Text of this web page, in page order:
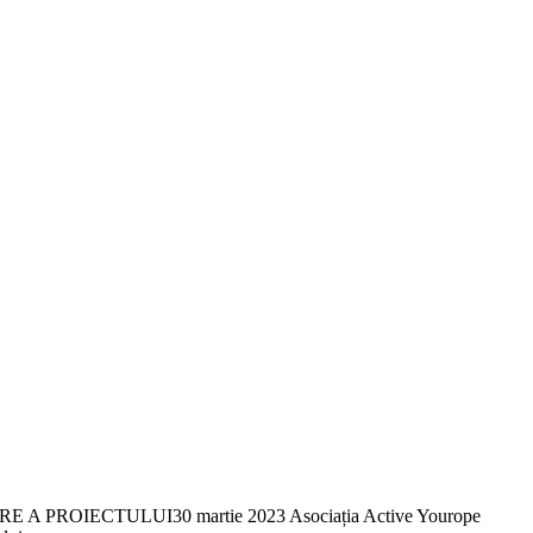
PROIECTULUI30 martie 2023 Asociația Active Yourope